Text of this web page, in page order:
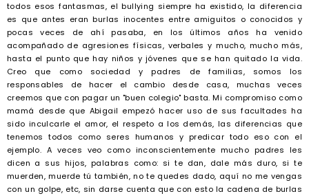
todos esos fantasmas, el bullying siempre ha existido, la diferencia
es que antes eran burlas inocentes entre amiguitos o conocidos y
pocas veces de ahí pasaba, en los últimos años ha venido
acompañado de agresiones físicas, verbales y mucho, mucho más,
hasta el punto que hay niños y jóvenes que se han quitado la vida.
Creo que como sociedad y padres de familias, somos los
responsables de hacer el cambio desde casa, muchas veces
creemos que con pagar un "buen colegio" basta. Mi compromiso como
mamá desde que Abigail empezó hacer uso de sus facultades ha
sido inculcarle el amor, el respeto a los demás, las diferencias que
tenemos todos como seres humanos y predicar todo eso con el
ejemplo. A veces veo como inconscientemente mucho padres les
dicen a sus hijos, palabras como: si te dan, dale más duro, si te
muerden, muerde tú también, no te quedes dado, aquí no me vengas
con un golpe, etc, sin darse cuenta que con esto la cadena de burlas